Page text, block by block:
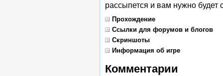
рассыпется и вам нужно будет
Прохождение
Ссылки для форумов и блогов
Скриншоты
Информация об игре
Комментарии